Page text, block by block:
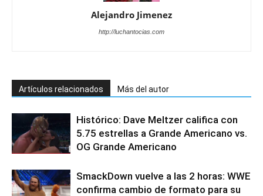
Alejandro Jimenez
http://luchantocias.com
Artículos relacionados Más del autor
Histórico: Dave Meltzer califica con
5.75 estrellas a Grande Americano vs.
OG Grande Americano
SmackDown vuelve a las 2 horas: WWE
confirma cambio de formato para su